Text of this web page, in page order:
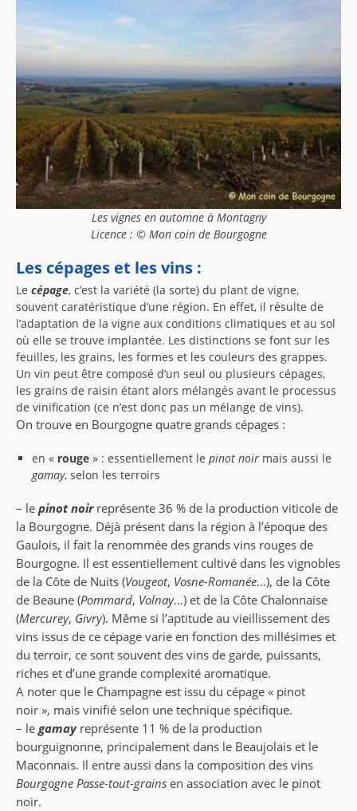
Les vignes en automne à Montagny
Licence : © Mon coin de Bourgogne
Les cépages et les vins :
Le cépage, c’est la variété (la sorte) du plant de vigne,
souvent caratéristique d’une région. En effet, il résulte de
l’adaptation de la vigne aux conditions climatiques et au sol
où elle se trouve implantée. Les distinctions se font sur les
feuilles, les grains, les formes et les couleurs des grappes.
Un vin peut être composé d’un seul ou plusieurs cépages,
les grains de raisin étant alors mélangés avant le processus
de vinification (ce n’est donc pas un mélange de vins).
On trouve en Bourgogne quatre grands cépages :
en « rouge » : essentiellement le pinot noir mais aussi le
gamay, selon les terroirs
– lepinot noirreprésente 36 % de la production viticole de
la Bourgogne. Déjà présent dans la région à l’époque des
Gaulois, il fait la renommée des grands vins rouges de
Bourgogne. Il est essentiellement cultivé dans les vignobles
de la Côte de Nuits (Vougeot, Vosne-Romanée…), de la Côte
de Beaune (Pommard, Volnay…) et de la Côte Chalonnaise
(Mercurey, Givry). Même si l’aptitude au vieillissement des
vins issus de ce cépage varie en fonction des millésimes et
du terroir, ce sont souvent des vins de garde, puissants,
riches et d’une grande complexité aromatique.
A noter que le Champagne est issu du cépage « pinot
noir », mais vinifié selon une technique spécifique.
– legamayreprésente 11 % de la production
bourguignonne, principalement dans le Beaujolais et le
Maconnais. Il entre aussi dans la composition des vins
Bourgogne Passe-tout-grains en association avec le pinot
noir.